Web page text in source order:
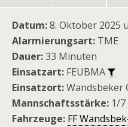
Datum:8. Oktober 2025
Alarmierungsart: TME
Dauer:33 Minuten
Einsatzart: FEUBMA
Einsatzort:Wandsbeker
Mannschaftsstärke: 1/7
Fahrzeuge: FF